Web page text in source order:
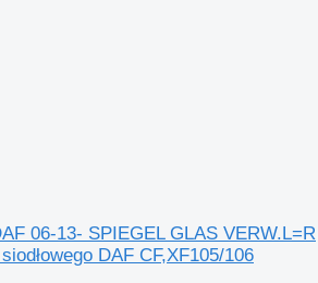
06-13- SPIEGEL GLAS VERW.L=R
DAF CF,XF105/106